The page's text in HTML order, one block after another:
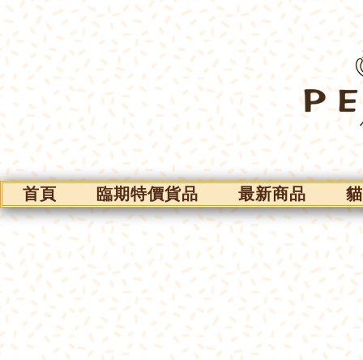
首頁 臨期特價貨品 最新商品